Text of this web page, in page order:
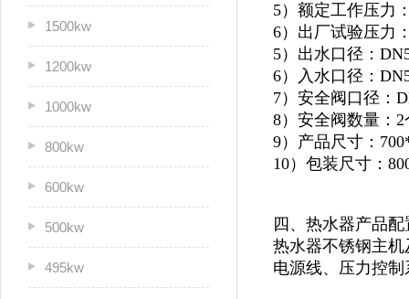
1500kw
1200kw
1000kw
800kw
600kw
500kw
495kw
5）额定工作压力
6）出厂试验压力
5）出水口径：
6）入水口径：
7）安全阀口径：
8）安全阀数量：2
9）产品尺寸：
10）包装尺寸：
四、热水器产品配
热水器不锈钢主
电源线、压力控